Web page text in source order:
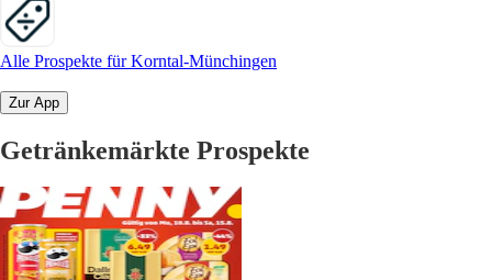
Alle Prospekte für Korntal-Münchingen
Zur App
Getränkemärkte Prospekte